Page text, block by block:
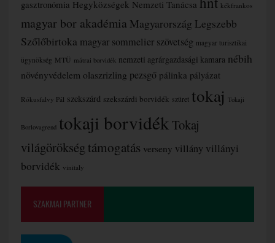
gasztronómia Hegyközségek Nemzeti Tanácsa kékfrankos
magyar bor akadémia Magyarország Legszebb
Szőlőbirtoka magyar sommelier szövetség magyar turisztikai
ügynökség MTÜ mátrai borvidék nemzeti agrárgazdasági kamara nébih
növényvédelem olaszrizling pezsgő pálinka pályázat
Rókusfalvy Pál szekszárd szekszárdi borvidék szüret tokaj Tokaji
Borlovagrend tokaji borvidékTokaj
világörökségtámogatás verseny villány villányi
borvidék vinitaly
SZAKMAI PARTNER